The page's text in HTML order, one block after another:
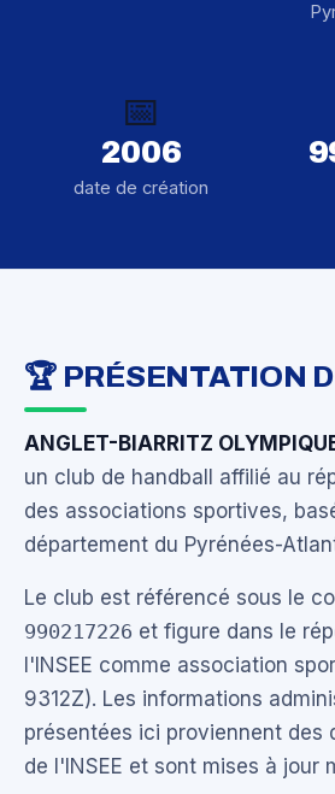
📅
2006
date de création
🏆 PRÉSENTATION
ANGLET-BIARRITZ
un club de handball affilié au
des associations sportives,
département du Pyrénées-
Le club est référencé sous le
990217226 et figure dans le
l'INSEE comme association
9312Z). Les informations
présentées ici proviennent des
de l'INSEE et sont mises à jour